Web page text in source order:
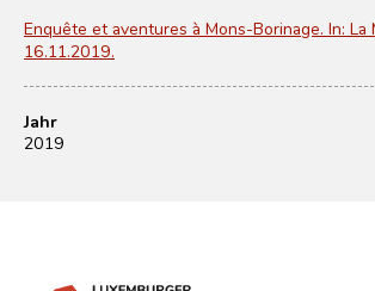
Enquête et aventures à Mons-Borinage. In: La
16.11.2019.
Jahr
2019